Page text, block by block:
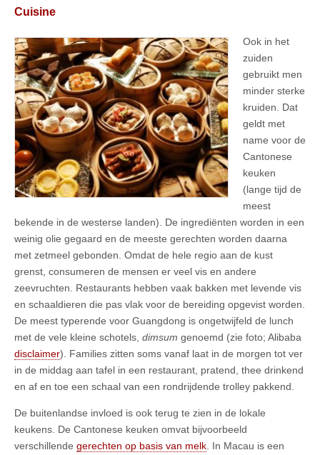
Cuisine
Ook in het
zuiden
gebruikt men
minder sterke
kruiden. Dat
geldt met
name voor de
Cantonese
keuken
(lange tijd de
meest
bekende in de westerse landen). De ingrediënten worden in een
weinig olie gegaard en de meeste gerechten worden daarna
met zetmeel gebonden. Omdat de hele regio aan de kust
grenst, consumeren de mensen er veel vis en andere
zeevruchten. Restaurants hebben vaak bakken met levende vis
en schaaldieren die pas vlak voor de bereiding opgevist worden.
De meest typerende voor Guangdong is ongetwijfeld de lunch
met de vele kleine schotels, dimsum genoemd (zie foto; Alibaba
disclaimer). Families zitten soms vanaf laat in de morgen tot ver
in de middag aan tafel in een restaurant, pratend, thee drinkend
en af en toe een schaal van een rondrijdende trolley pakkend.
De buitenlandse invloed is ook terug te zien in de lokale
keukens. De Cantonese keuken omvat bijvoorbeeld
verschillende gerechten op basis van melk . In Macau is een